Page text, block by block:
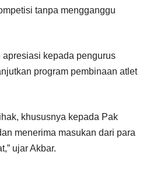
tanpa mengganggu
kepada pengurus
program pembinaan atlet
khususnya kepada Pak
menerima masukan dari para
ujar Akbar.